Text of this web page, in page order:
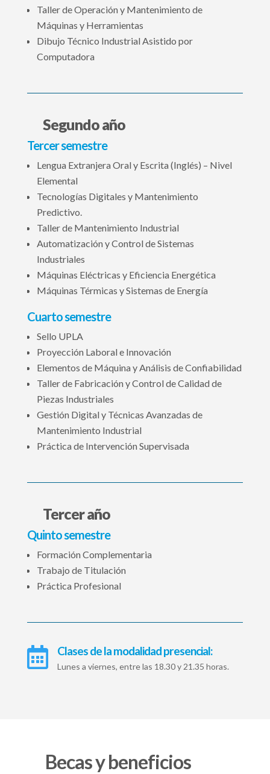
Taller de Operación y Mantenimiento de
Máquinas y Herramientas
Dibujo Técnico Industrial Asistido por
Computadora
Segundo año
Tercer semestre
Lengua Extranjera Oral y Escrita (Inglés) – Nivel
Elemental
Tecnologías Digitales y Mantenimiento
Predictivo.
Taller de Mantenimiento Industrial
Automatización y Control de Sistemas
Industriales
Máquinas Eléctricas y Eficiencia Energética
Máquinas Térmicas y Sistemas de Energía
Cuarto semestre
Sello UPLA
Proyección Laboral e Innovación
Elementos de Máquina y Análisis de Confiabilidad
Taller de Fabricación y Control de Calidad de
Piezas Industriales
Gestión Digital y Técnicas Avanzadas de
Mantenimiento Industrial
Práctica de Intervención Supervisada
Tercer año
Quinto semestre
Formación Complementaria
Trabajo de Titulación
Práctica Profesional
 Clases de la modalidad presencial:
Lunes a viernes, entre las 18.30 y 21.35 horas.
Becas y beneficios